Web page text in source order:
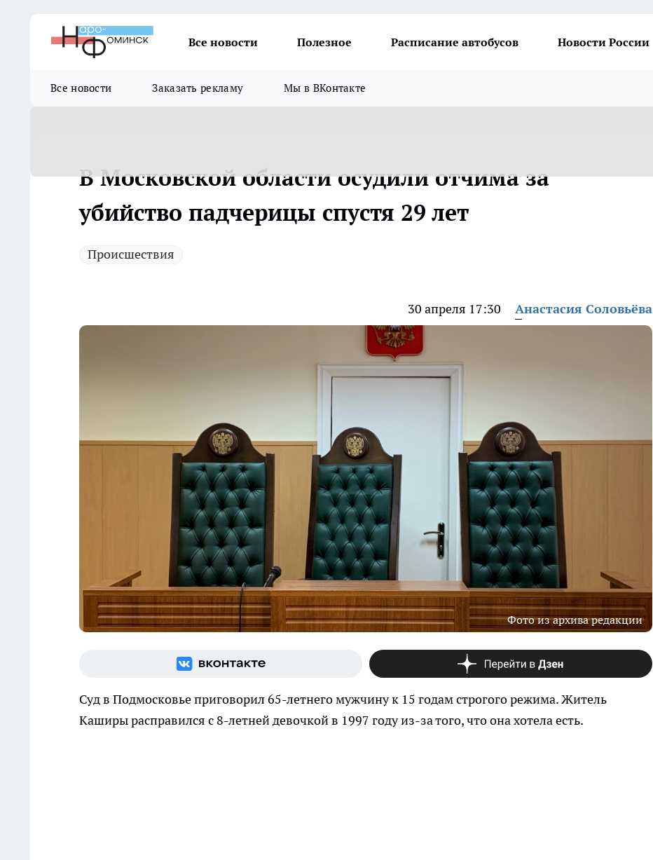
Все новости Полезное Расписание автобусов Новости России
Все новости Заказать рекламу Мы в ВКонтакте
В Московской области осудили отчима за
убийство падчерицы спустя 29 лет
Происшествия
30 апреля 17:30 Анастасия Соловьёва
Фото из архива редакции
Суд в Подмосковье приговорил 65-летнего мужчину к 15 годам строгого режима. Житель
Каширы расправился с 8-летней девочкой в 1997 году из-за того, что она хотела есть.